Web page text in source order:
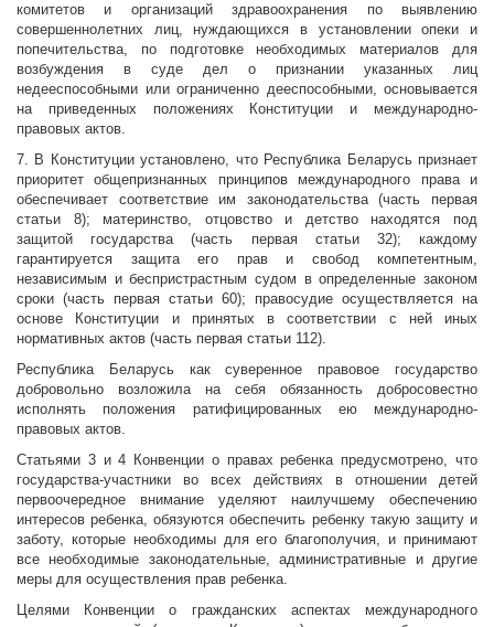
комитетов и организаций здравоохранения по выявлению
совершеннолетних лиц, нуждающихся в установлении опеки и
попечительства, по подготовке необходимых материалов для
возбуждения в суде дел о признании указанных лиц
недееспособными или ограниченно дееспособными, основывается
на приведенных положениях Конституции и международно-
правовых актов.
7. В Конституции установлено, что Республика Беларусь признает
приоритет общепризнанных принципов международного права и
обеспечивает соответствие им законодательства (часть первая
статьи 8); материнство, отцовство и детство находятся под
защитой государства (часть первая статьи 32); каждому
гарантируется защита его прав и свобод компетентным,
независимым и беспристрастным судом в определенные законом
сроки (часть первая статьи 60); правосудие осуществляется на
основе Конституции и принятых в соответствии с ней иных
нормативных актов (часть первая статьи 112).
Республика Беларусь как суверенное правовое государство
добровольно возложила на себя обязанность добросовестно
исполнять положения ратифицированных ею международно-
правовых актов.
Статьями 3 и 4 Конвенции о правах ребенка предусмотрено, что
государства-участники во всех действиях в отношении детей
первоочередное внимание уделяют наилучшему обеспечению
интересов ребенка, обязуются обеспечить ребенку такую защиту и
заботу, которые необходимы для его благополучия, и принимают
все необходимые законодательные, административные и другие
меры для осуществления прав ребенка.
Целями Конвенции о гражданских аспектах международного